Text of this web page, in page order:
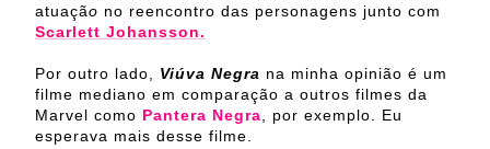
atuação no reencontro das personagens junto com
Scarlett Johansson.
Por outro lado, Viúva Negra na minha opinião é um
filme mediano em comparação a outros filmes da
Marvel como Pantera Negra , por exemplo. Eu
esperava mais desse filme.